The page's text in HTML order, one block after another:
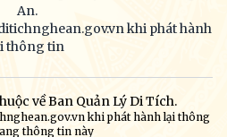
An.
khi phát hành
thông tin
về Ban Quản Lý Di Tích.
khi phát hành lại thông
thông tin này